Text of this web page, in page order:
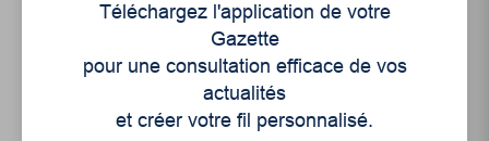
Le sommeil, nouveau défi de santé publique
Téléchargez l'application de votre
Gazette
pour une consultation efficace de vos
actualités
et créer votre fil personnalisé.